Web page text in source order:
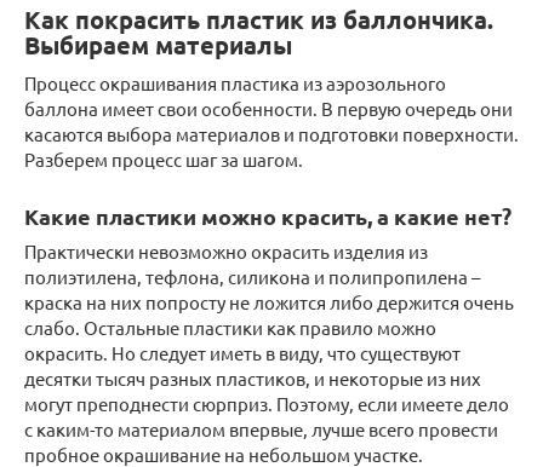
Как покрасить пластик из баллончика.
Выбираем материалы
Процесс окрашивания пластика из аэрозольного
баллона имеет свои особенности. В первую очередь они
касаются выбора материалов и подготовки поверхности.
Разберем процесс шаг за шагом.
Какие пластики можно красить, а какие нет?
Практически невозможно окрасить изделия из
полиэтилена, тефлона, силикона и полипропилена –
краска на них попросту не ложится либо держится очень
слабо. Остальные пластики как правило можно
окрасить. Но следует иметь в виду, что существуют
десятки тысяч разных пластиков, и некоторые из них
могут преподнести сюрприз. Поэтому, если имеете дело
с каким-то материалом впервые, лучше всего провести
пробное окрашивание на небольшом участке.